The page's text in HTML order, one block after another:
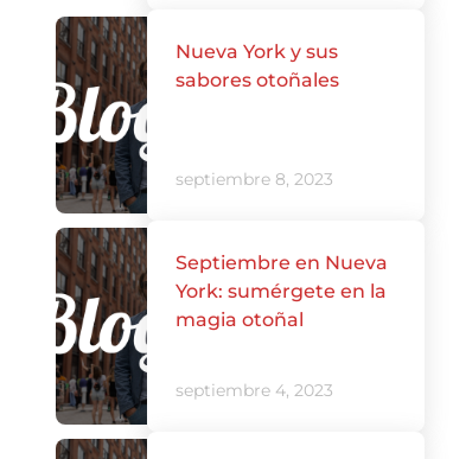
Nueva York y sus
sabores otoñales
septiembre 8, 2023
Septiembre en Nueva
York: sumérgete en la
magia otoñal
septiembre 4, 2023